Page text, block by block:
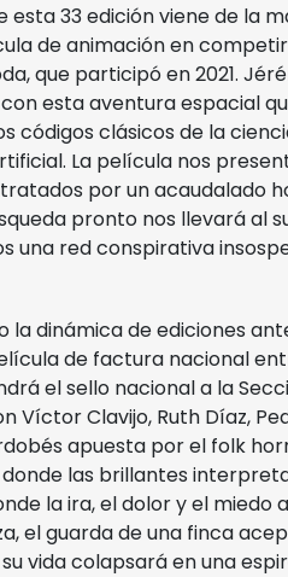
esta 33 edición viene de la
de animación en competir
que participó en 2021.
esta aventura espacial
códigos clásicos de la
La película nos
por un acaudalado
pronto nos llevará al
una red conspirativa
la dinámica de ediciones
de factura nacional
el sello nacional a la
Víctor Clavijo, Ruth Díaz,
apuesta por el folk
las brillantes
la ira, el dolor y el
el guarda de una finca
vida colapsará en una